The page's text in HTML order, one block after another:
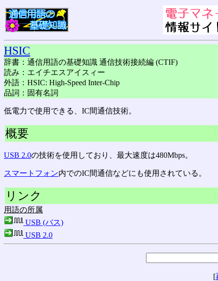
HSIC
辞書：通信用語の基礎知識 通信技術接続編 (CTIF)
読み：エイチエスアイスィー
外語：HSIC: High-Speed Inter-Chip
品詞：固有名詞
低電力で使用できる、IC間通信技術。
概要
USB 2.0の技術を使用しており、最大速度は480Mbps。
スマートフォン内でのIC間通信などにも使用されている。
リンク
用語の所属
USB (バス)
USB 2.0
[